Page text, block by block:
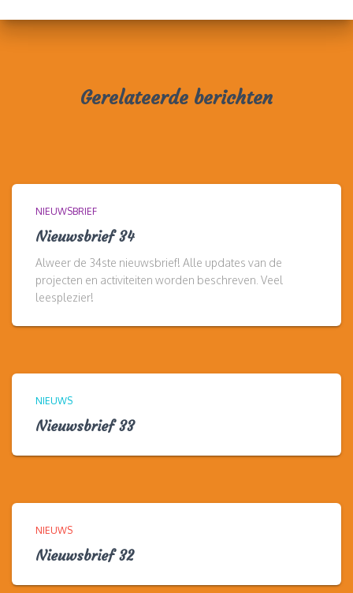
Gerelateerde berichten
NIEUWSBRIEF
Nieuwsbrief 34
Alweer de 34ste nieuwsbrief! Alle updates van de
projecten en activiteiten worden beschreven. Veel
leesplezier!
NIEUWS
Nieuwsbrief 33
NIEUWS
Nieuwsbrief 32